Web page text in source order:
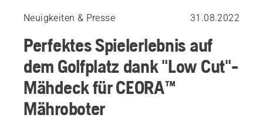
Neuigkeiten & Presse 31.08.2022
Perfektes Spielerlebnis auf
dem Golfplatz dank "Low Cut"-
Mähdeck für CEORA™
Mähroboter